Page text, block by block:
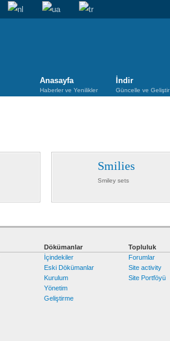
Anasayfa
Haberler ve Yenilikler
İndir
Güncelle ve Geliştir
Smilies
Smiley sets
Dökümanlar
İçindekiler
Eski Dökümanlar
Kurulum
Yönetim
Geliştirme
Topluluk
Forumlar
Site activity
Site Portföyü